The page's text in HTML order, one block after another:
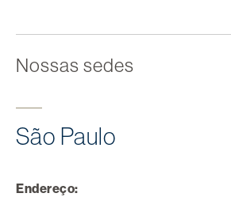
Nossas sedes
São Paulo
Endereço: